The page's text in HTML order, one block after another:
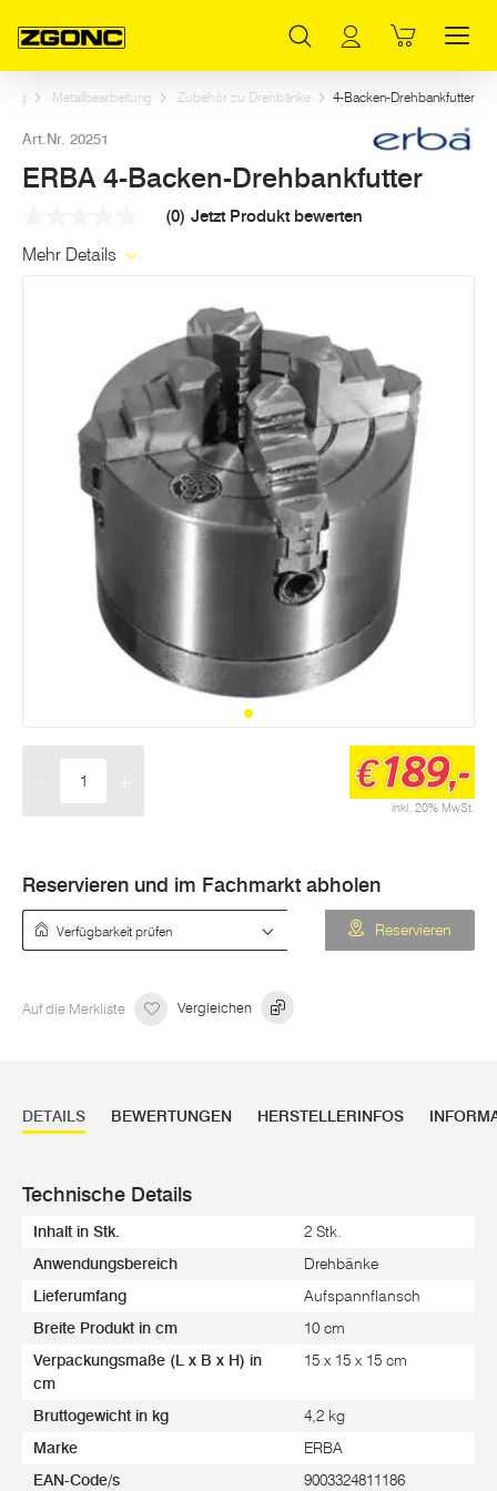
Metallbearbeitung Zubehör zu Drehbänke 4-Backen-Drehbankfutter
Art.Nr. 20251
ERBA 4-Backen-Drehbankfutter
Link
(0) Jetzt Produkt bewerten
Mehr Details
inkl. 20% MwSt.
€189,-
Reservieren und im Fachmarkt abholen
Reservieren
Auf die Merkliste Vergleichen
DETAILS BEWERTUNGEN HERSTELLERINFOS
Technische Details
Inhalt in Stk. 2 Stk.
Anwendungsbereich Drehbänke
Lieferumfang Aufspannflansch
Breite Produkt in cm 10 cm
Verpackungsmaße (L x B x H) in
cm
15 x 15 x 15 cm
Bruttogewicht in kg 4,2 kg
Marke ERBA
EAN-Code/s 9003324811186